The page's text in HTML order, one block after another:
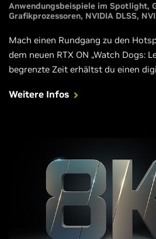
Anwendungsbeispiele im Spotlight
Grafikprozessoren NVIDIA DLSS
Mach einen Rundgang zu den
dem neuen RTX ON „Watch Dogs:
begrenzte Zeit erhältst du einen
Weitere Infos